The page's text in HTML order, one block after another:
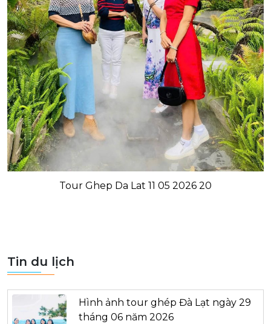
Tour Ghep Da Lat 11 05 2026 20
Tin du lịch
Hình ảnh tour ghép Đà Lạt ngày 29
tháng 06 năm 2026